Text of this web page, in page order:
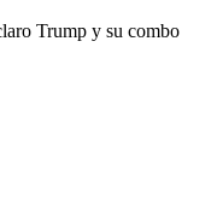
Trump y su combo